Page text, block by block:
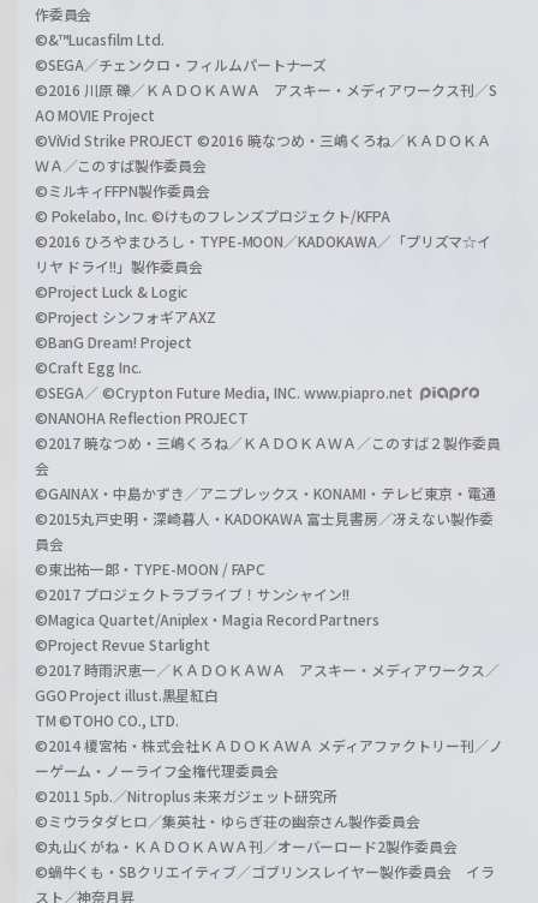
作委員会
©&™Lucasfilm Ltd.
©SEGA／チェンクロ・フィルムパートナーズ
©2016 川原 礫／ＫＡＤＯＫＡＷＡ アスキー・メディアワークス刊／S
AO MOVIE Project
©ViVid Strike PROJECT ©2016 暁なつめ・三嶋くろね／ＫＡＤＯＫＡ
ＷＡ／このすば製作委員会
©ミルキィFFPN製作委員会
© Pokelabo, Inc. ©けものフレンズプロジェクト/KFPA
©2016 ひろやまひろし・TYPE-MOON／KADOKAWA／「プリズマ☆イ
リヤ ドライ!!」製作委員会
©Project Luck & Logic
©Project シンフォギアAXZ
©BanG Dream! Project
©Craft Egg Inc.
©SEGA／ ©Crypton Future Media, INC. www.piapro.net
©NANOHA Reflection PROJECT
©2017 暁なつめ・三嶋くろね／ＫＡＤＯＫＡＷＡ／このすば２製作委員
会
©GAINAX・中島かずき／アニプレックス・KONAMI・テレビ東京・電通
©2015丸戸史明・深崎暮人・KADOKAWA 富士見書房／冴えない製作委
員会
©東出祐一郎・TYPE-MOON / FAPC
©2017 プロジェクトラブライブ！サンシャイン!!
©Magica Quartet/Aniplex・Magia Record Partners
©Project Revue Starlight
©2017 時雨沢恵一／ＫＡＤＯＫＡＷＡ アスキー・メディアワークス／
GGO Project illust.黒星紅白
TM ©TOHO CO., LTD.
©2014 榎宮祐・株式会社ＫＡＤＯＫＡＷＡ メディアファクトリー刊／ノ
ーゲーム・ノーライフ全権代理委員会
©2011 5pb.／Nitroplus 未来ガジェット研究所
©ミウラタダヒロ／集英社・ゆらぎ荘の幽奈さん製作委員会
©丸山くがね・ＫＡＤＯＫＡＷＡ刊／オーバーロード2製作委員会
©蝸牛くも・SBクリエイティブ／ゴブリンスレイヤー製作委員会 イラ
スト／神奈月昇